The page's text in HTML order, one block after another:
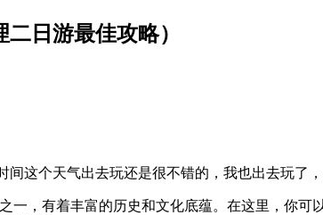
日游最佳攻略）
间这个天气出去玩还是很不错的，我也出去玩了
一，有着丰富的历史和文化底蕴。在这里，你